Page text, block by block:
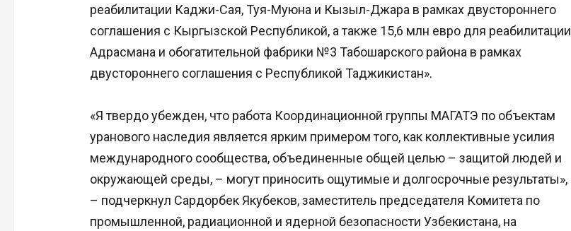
реабилитации Каджи-Сая, Туя-Муюна и Кызыл-Джара в рамках двустороннего
соглашения с Кыргызской Республикой, а также 15,6 млн евро для реабилитации
Адрасмана и обогатительной фабрики №3 Табошарского района в рамках
двустороннего соглашения с Республикой Таджикистан».
«Я твердо убежден, что работа Координационной группы МАГАТЭ по объектам
уранового наследия является ярким примером того, как коллективные усилия
международного сообщества, объединенные общей целью – защитой людей и
окружающей среды, – могут приносить ощутимые и долгосрочные результаты»,
– подчеркнул Сардорбек Якубеков, заместитель председателя Комитета по
промышленной, радиационной и ядерной безопасности Узбекистана, на